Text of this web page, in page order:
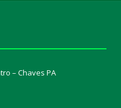
– Chaves PA